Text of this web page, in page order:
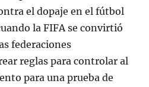
el dopaje en el fútbol
la FIFA se convirtió
federaciones
reglas para controlar al
para una prueba de